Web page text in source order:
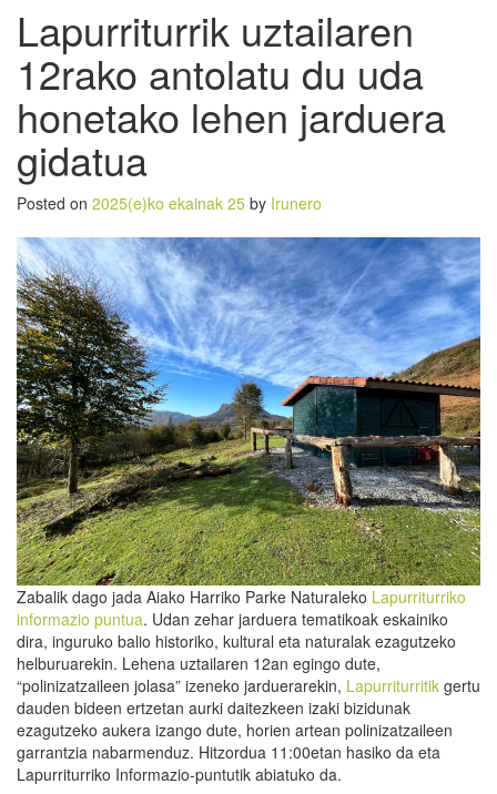
Lapurriturrik uztailaren
12rako antolatu du uda
honetako lehen jarduera
gidatua
Posted on 2025(e)ko ekainak 25 by Irunero
Zabalik dago jada Aiako Harriko Parke Naturaleko Lapurriturriko
informazio puntua. Udan zehar jarduera tematikoak eskainiko
dira, inguruko balio historiko, kultural eta naturalak ezagutzeko
helburuarekin. Lehena uztailaren 12an egingo dute,
“polinizatzaileen jolasa” izeneko jarduerarekin, Lapurriturritik gertu
dauden bideen ertzetan aurki daitezkeen izaki bizidunak
ezagutzeko aukera izango dute, horien artean polinizatzaileen
garrantzia nabarmenduz. Hitzordua 11:00etan hasiko da eta
Lapurriturriko Informazio-puntutik abiatuko da.